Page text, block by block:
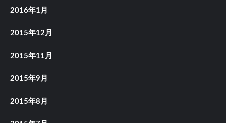
2016年1月
2015年12月
2015年11月
2015年9月
2015年8月